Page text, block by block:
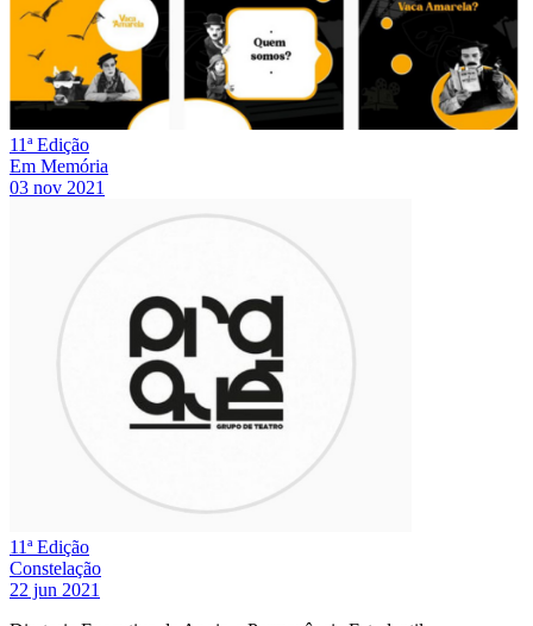
11ª Edição
Em Memória
03 nov 2021
11ª Edição
Constelação
22 jun 2021